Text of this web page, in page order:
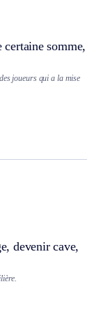
somme,
joueurs qui a la mise
devenir cave,